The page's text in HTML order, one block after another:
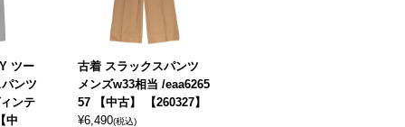
ツー
ンツ
ンテ
中
古着 スラックスパンツ
メンズw33相当 /eaa6265
57 【中古】 【260327】
¥6,490(税込)